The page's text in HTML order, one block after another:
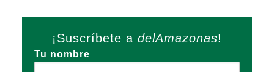
¡Suscríbete a delAmazonas!
Tu nombre